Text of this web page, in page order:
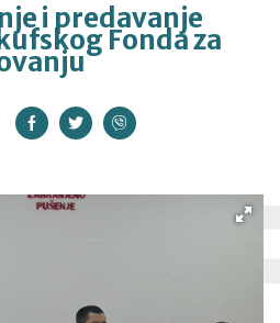
i predavanje
Fonda za